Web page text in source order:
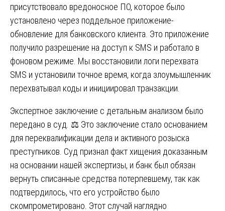
присутствовало вредоносное ПО, которое было
установлено через поддельное приложение-
обновление для банковского клиента. Это приложение
получило разрешение на доступ к SMS и работало в
фоновом режиме. Мы восстановили логи перехвата
SMS и установили точное время, когда злоумышленник
перехватывал коды и инициировал транзакции.
Экспертное заключение с детальным анализом было
передано в суд. ⚖️ Это заключение стало основанием
для переквалификации дела и активного розыска
преступников. Суд признал факт хищения доказанным
на основании нашей экспертизы, и банк был обязан
вернуть списанные средства потерпевшему, так как
подтвердилось, что его устройство было
скомпрометировано. Этот случай наглядно